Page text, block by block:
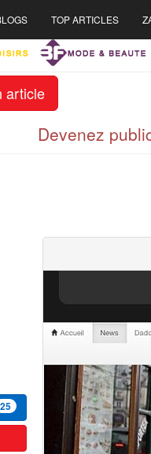
article
TOP ARTICLES
Devenez
25